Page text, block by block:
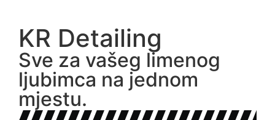
KR Detailing
Sve za vašeg limenog
ljubimca na jednom
mjestu.